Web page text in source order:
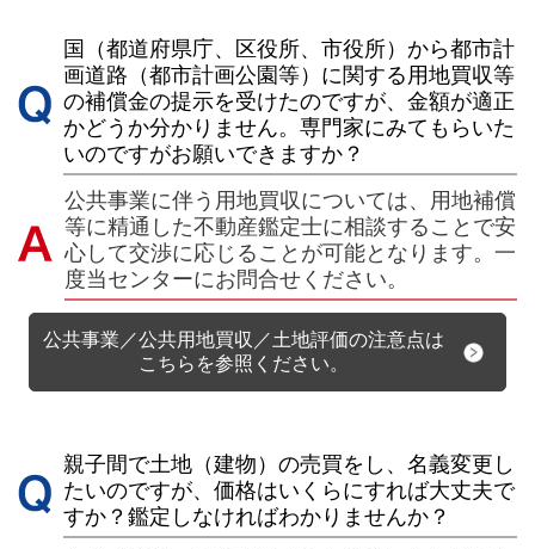
国（都道府県庁、区役所、市役所）から都市計
画道路（都市計画公園等）に関する用地買収等
の補償金の提示を受けたのですが、金額が適正
かどうか分かりません。専門家にみてもらいた
いのですがお願いできますか？
公共事業に伴う用地買収については、用地補償
等に精通した不動産鑑定士に相談することで安
心して交渉に応じることが可能となります。一
度当センターにお問合せください。
公共事業／公共用地買収／土地評価の注意点は
こちらを参照ください。
親子間で土地（建物）の売買をし、名義変更し
たいのですが、価格はいくらにすれば大丈夫で
すか？鑑定しなければわかりませんか？